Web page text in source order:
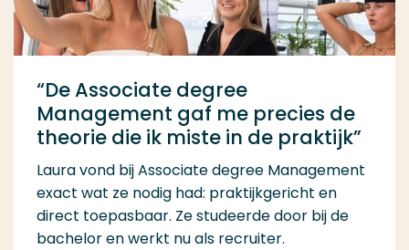
“De Associate degree
Management gaf me precies de
theorie die ik miste in de praktijk”
Laura vond bij Associate degree Management
exact wat ze nodig had: praktijkgericht en
direct toepasbaar. Ze studeerde door bij de
bachelor en werkt nu als recruiter.